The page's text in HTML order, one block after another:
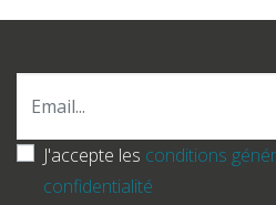
J'accepte les conditions
confidentialité